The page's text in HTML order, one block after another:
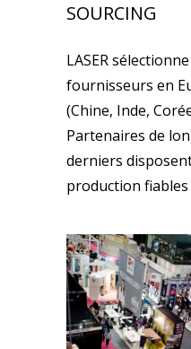
SOURCING
LASER
fournisseurs en
(Chine, Inde,
Partenaires de
derniers
production